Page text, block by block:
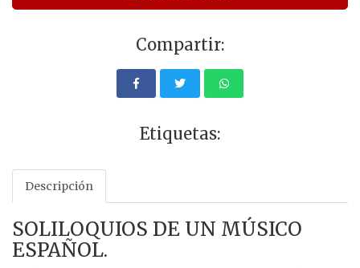
Compartir:
Etiquetas:
Descripción
SOLILOQUIOS DE UN MÚSICO
ESPAÑOL.